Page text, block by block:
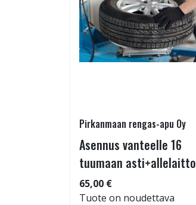
Pirkanmaan rengas-apu Oy
Asennus vanteelle 16
tuumaan asti+allelaitto
65,00 €
Tuote on noudettava